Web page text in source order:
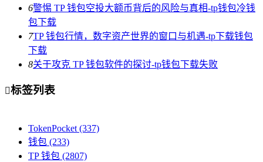
6警惕 TP 钱包空投大额币背后的风险与真相-tp钱包冷钱
包下载
7TP 钱包行情，数字资产世界的窗口与机遇-tp下载钱包
下载
8关于攻克 TP 钱包软件的探讨-tp钱包下载失败
标签列表
TokenPocket (337)
钱包 (233)
TP 钱包 (2807)